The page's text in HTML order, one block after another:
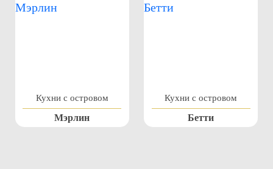
Кухни с островом
Мэрлин
Кухни с островом
Бетти